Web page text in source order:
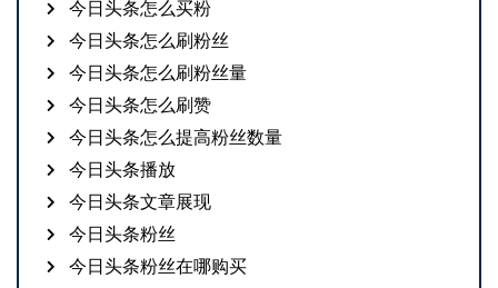
今日头条怎么买粉
今日头条怎么刷粉丝
今日头条怎么刷粉丝量
今日头条怎么刷赞
今日头条怎么提高粉丝数量
今日头条播放
今日头条文章展现
今日头条粉丝
今日头条粉丝在哪购买